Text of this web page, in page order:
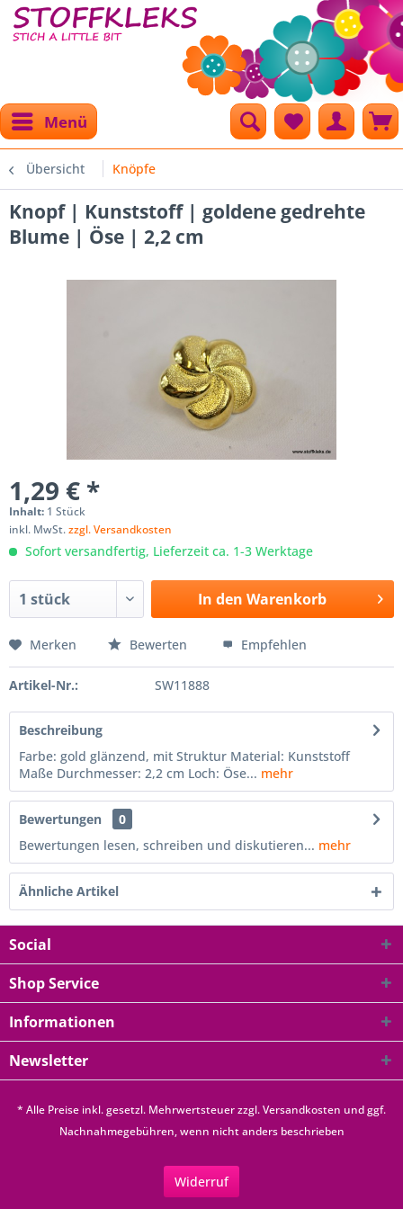
Menü
Übersicht Knöpfe
Knopf | Kunststoff | goldene gedrehte
Blume | Öse | 2,2 cm
1,29 € *
Inhalt: 1 Stück
inkl. MwSt.zzgl. Versandkosten
Sofort versandfertig, Lieferzeit ca. 1-3 Werktage
In den Warenkorb
Merken Bewerten Empfehlen
Artikel-Nr.: SW11888
Beschreibung
Farbe: gold glänzend, mit Struktur Material: Kunststoff
Maße Durchmesser: 2,2 cm Loch: Öse... mehr
Bewertungen
0
Bewertungen lesen, schreiben und diskutieren... mehr
Ähnliche Artikel
Social
Shop Service
Informationen
Newsletter
* Alle Preise inkl. gesetzl. Mehrwertsteuer zzgl.Versandkosten und ggf.
Nachnahmegebühren, wenn nicht anders beschrieben
Widerruf